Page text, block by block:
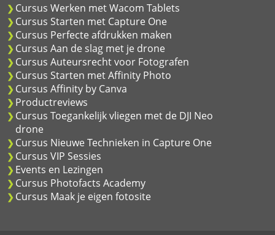
Cursus Werken met Wacom Tablets
Cursus Starten met Capture One
Cursus Perfecte afdrukken maken
Cursus Aan de slag met je drone
Cursus Auteursrecht voor Fotografen
Cursus Starten met Affinity Photo
Cursus Affinity by Canva
Productreviews
Cursus Toegankelijk vliegen met de DJI Neo
drone
Cursus Nieuwe Technieken in Capture One
Cursus VIP Sessies
Events en Lezingen
Cursus Photofacts Academy
Cursus Maak je eigen fotosite